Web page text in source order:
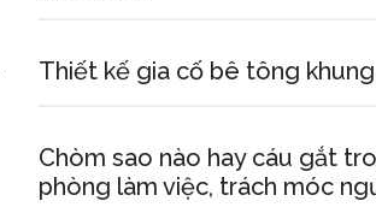
Thiết kế gia cố bê tông
Chòm sao nào hay cáu gắt
phòng làm việc, trách móc